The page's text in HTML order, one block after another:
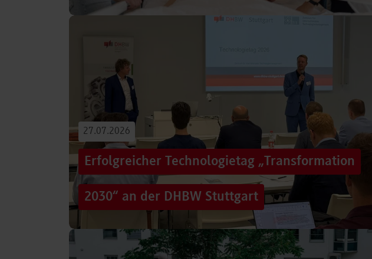
Von der Promotion in Australien über die Weiterentwicklung
Führungsaufgaben – Drei…
Beitrag lesen
27.07.2026
Erfolgreicher Technologietag „Transformation
2030“ an der DHBW Stuttgart
Wie gelingt Transformation in einer Zeit, in der sich Technologien, Märkte
und gesellschaftliche Rahmenbedingungen immer schneller verändern?
Genau…